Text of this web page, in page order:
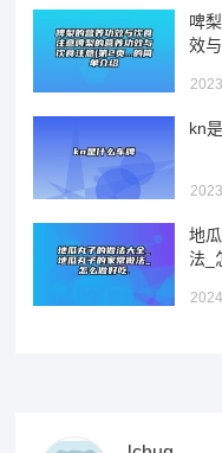
啤
效
kn
地
法_